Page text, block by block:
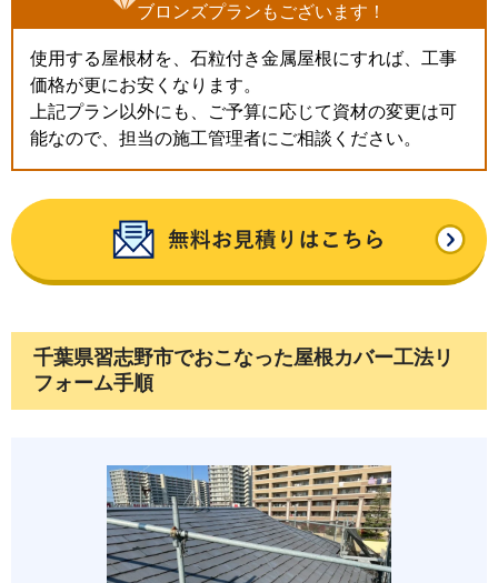
ブロンズプランもございます！
使用する屋根材を、石粒付き金属屋根にすれば、工事
価格が更にお安くなります。
上記プラン以外にも、ご予算に応じて資材の変更は可
能なので、担当の施工管理者にご相談ください。
千葉県習志野市でおこなった屋根カバー工法リ
フォーム手順